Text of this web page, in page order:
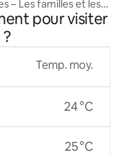
– Les familles et les
pour visiter
Temp. moy.
24 °C
25 °C